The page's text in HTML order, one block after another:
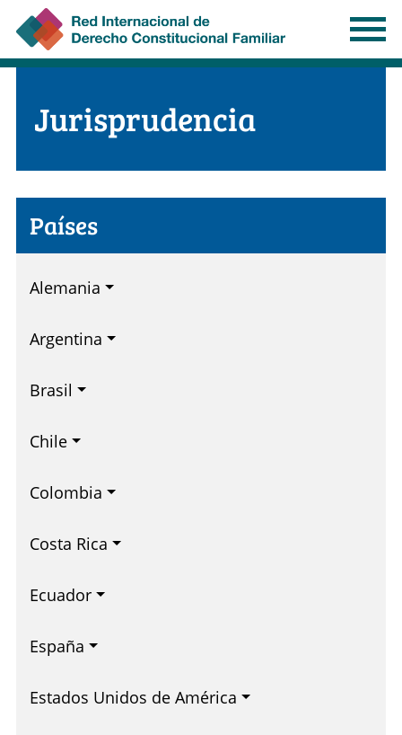
al
contenido
Jurisprudencia
Países
Alemania
Argentina
Brasil
Chile
Colombia
Costa Rica
Ecuador
España
Estados Unidos de América